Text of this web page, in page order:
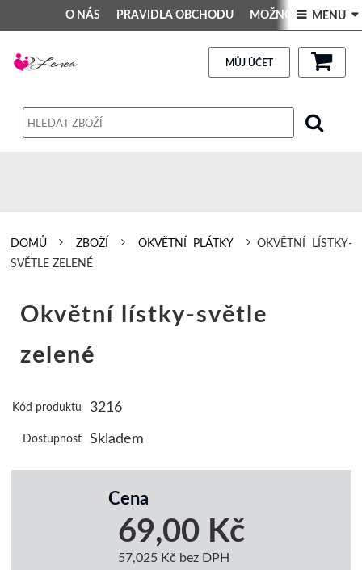
O NÁS PRAVIDLA OBCHODU MOŽNOSTI PLATBY
DEKORACE DO INTERIÉRU Kontakt GALERIE
 MENU 
MŮJ ÚČET
DOMŮ ZBOŽÍ OKVĚTNÍ PLÁTKY
OKVĚTNÍ LÍSTKY-
SVĚTLE ZELENÉ
Okvětní lístky-světle
zelené
Kód produktu 3216
Dostupnost Skladem
Cena
69,00 Kč
57,025 Kč bez DPH